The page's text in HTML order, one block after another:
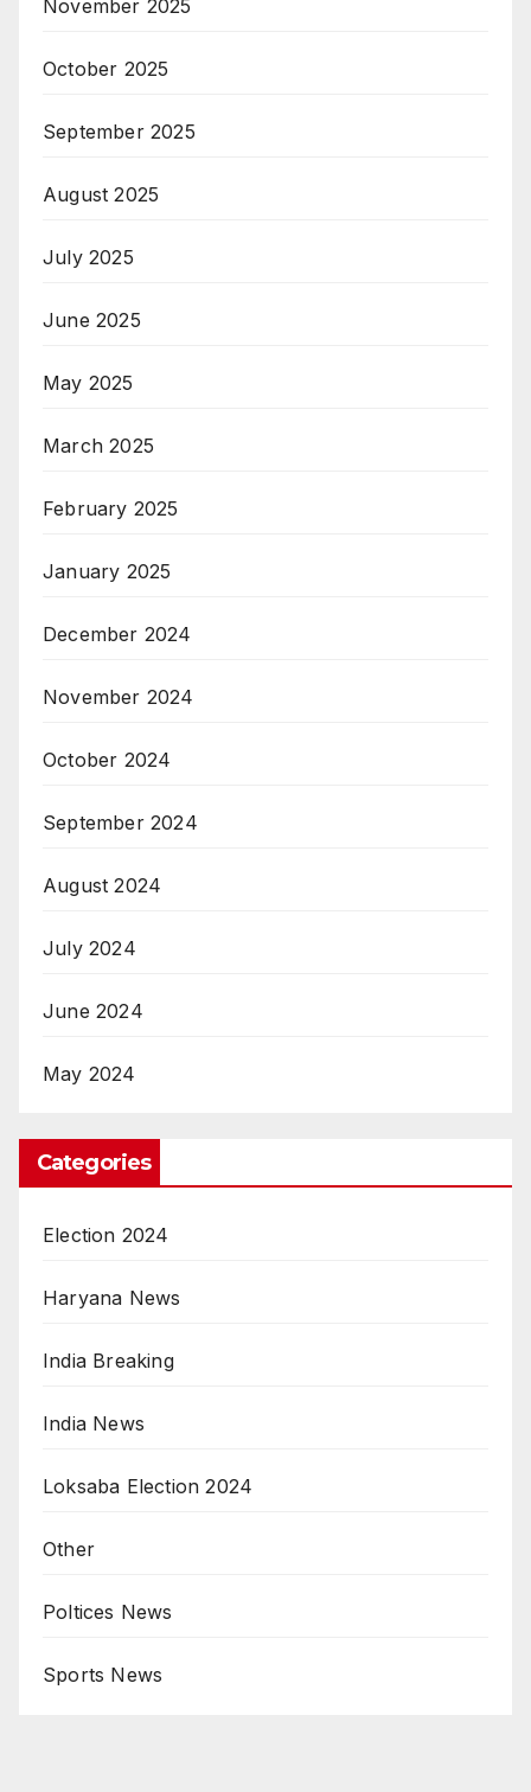
November 2025
October 2025
September 2025
August 2025
July 2025
June 2025
May 2025
March 2025
February 2025
January 2025
December 2024
November 2024
October 2024
September 2024
August 2024
July 2024
June 2024
May 2024
Categories
Election 2024
Haryana News
India Breaking
India News
Loksaba Election 2024
Other
Poltices News
Sports News